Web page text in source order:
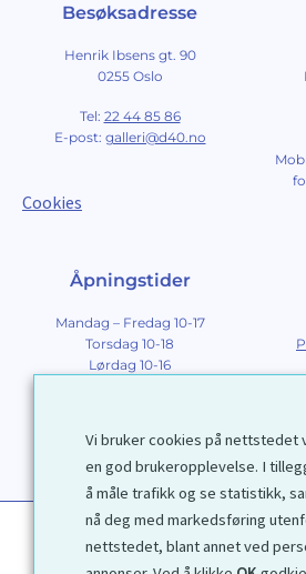
Besøksadresse
Henrik Ibsens gt. 90
0255 Oslo
Tel: 22 44 85 86
E-post: galleri@d40.no
Cookies
Åpningstider
Mandag – Fredag 10-17
Torsdag 10-18
Lørdag 10-16
Vi bruker cookies på nettstedet
en god brukeropplevelse. I
å måle trafikk og se statistikk,
nå deg med markedsføring
nettstedet, blant annet ved